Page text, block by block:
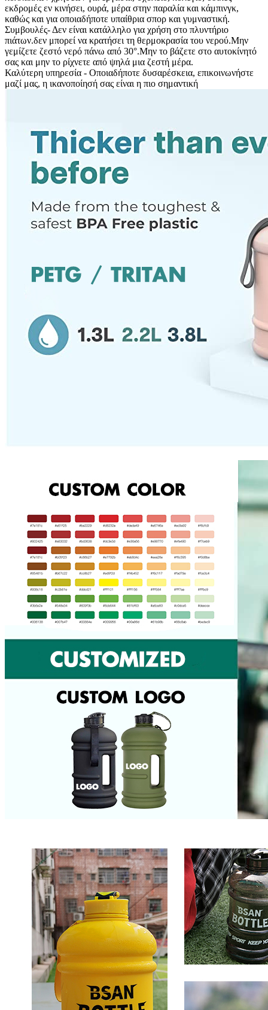
εκδρομές εν κινήσει, ουρά, μέρα στην παραλία και κάμπινγκ,
καθώς και για οποιαδήποτε υπαίθρια σπορ και γυμναστική.
Συμβουλές- Δεν είναι κατάλληλο για χρήση στο πλυντήριο
πιάτων.δεν μπορεί να κρατήσει τη θερμοκρασία του νερού.Μην
γεμίζετε ζεστό νερό πάνω από 30°.Μην το βάζετε στο αυτοκίνητό
σας και μην το ρίχνετε από ψηλά μια ζεστή μέρα.
Καλύτερη υπηρεσία - Οποιαδήποτε δυσαρέσκεια, επικοινωνήστε
μαζί μας, η ικανοποίησή σας είναι η πιο σημαντική